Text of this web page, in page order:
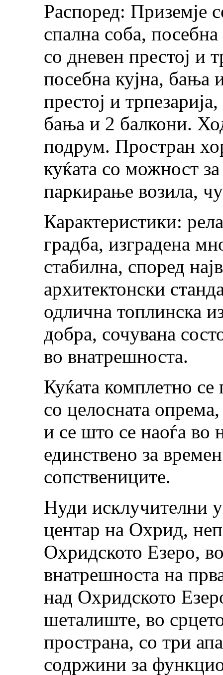
Распоред: Приземје
спална соба,
со дневен престој и
посебна кујна, бања
престој и
бања и 2 балкони.
подрум. Простран
куќата со можност
паркирање возила,
Карактеристики:
градба, изградена
стабилна, според
архитектонски
одлична топлинска
добра, сочувана
во внатрешноста.
Куќата комплетно се
со целосната
и се што се наоѓа во
единствено за
сопствениците.
Нуди исклучителни
центар на Охрид,
Охридското Езеро,
внатрешноста на
над Охридското
шеталиште, во
пространа, со три
содржини за